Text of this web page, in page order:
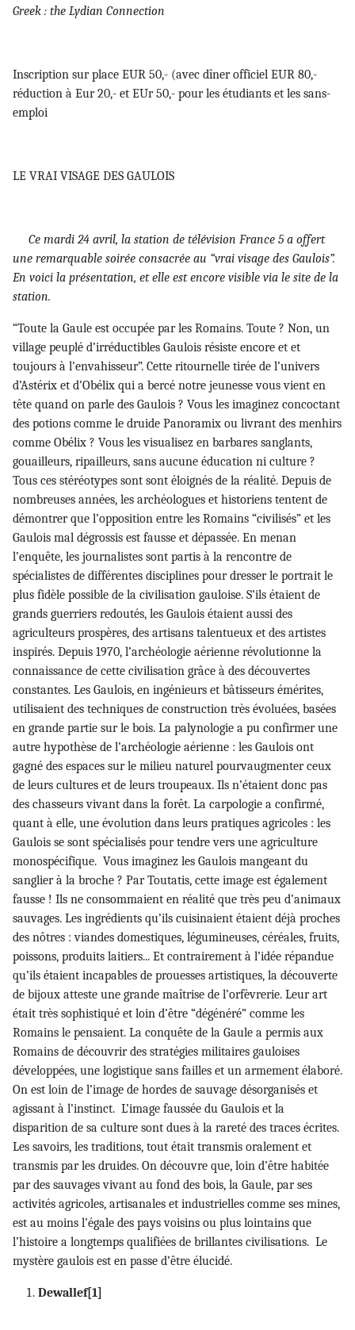
Greek : the Lydian Connection
Inscription sur place EUR 50,- (avec dîner officiel EUR 80,-
réduction à Eur 20,- et EUr 50,- pour les étudiants et les sans-
emploi
LE VRAI VISAGE DES GAULOIS
Ce mardi 24 avril, la station de télévision France 5 a offert
une remarquable soirée consacrée au “vrai visage des Gaulois”.
En voici la présentation, et elle est encore visible via le site de la
station.
“Toute la Gaule est occupée par les Romains. Toute ? Non, un
village peuplé d’irréductibles Gaulois résiste encore et et
toujours à l’envahisseur”. Cette ritournelle tirée de l’univers
d’Astérix et d’Obélix qui a bercé notre jeunesse vous vient en
tête quand on parle des Gaulois ? Vous les imaginez concoctant
des potions comme le druide Panoramix ou livrant des menhirs
comme Obélix ? Vous les visualisez en barbares sanglants,
gouailleurs, ripailleurs, sans aucune éducation ni culture ?
Tous ces stéréotypes sont sont éloignés de la réalité. Depuis de
nombreuses années, les archéologues et historiens tentent de
démontrer que l’opposition entre les Romains “civilisés” et les
Gaulois mal dégrossis est fausse et dépassée. En menan
l’enquête, les journalistes sont partis à la rencontre de
spécialistes de différentes disciplines pour dresser le portrait le
plus fidèle possible de la civilisation gauloise. S’ils étaient de
grands guerriers redoutés, les Gaulois étaient aussi des
agriculteurs prospères, des artisans talentueux et des artistes
inspirés. Depuis 1970, l’archéologie aérienne révolutionne la
connaissance de cette civilisation grâce à des découvertes
constantes. Les Gaulois, en ingénieurs et bâtisseurs émérites,
utilisaient des techniques de construction très évoluées, basées
en grande partie sur le bois. La palynologie a pu confirmer une
autre hypothèse de l’archéologie aérienne : les Gaulois ont
gagné des espaces sur le milieu naturel pourvaugmenter ceux
de leurs cultures et de leurs troupeaux. Ils n’étaient donc pas
des chasseurs vivant dans la forêt. La carpologie a confirmé,
quant à elle, une évolution dans leurs pratiques agricoles : les
Gaulois se sont spécialisés pour tendre vers une agriculture
monospécifique. Vous imaginez les Gaulois mangeant du
sanglier à la broche ? Par Toutatis, cette image est également
fausse ! Ils ne consommaient en réalité que très peu d’animaux
sauvages. Les ingrédients qu’ils cuisinaient étaient déjà proches
des nôtres : viandes domestiques, légumineuses, céréales, fruits,
poissons, produits laitiers... Et contrairement à l’idée répandue
qu’ils étaient incapables de prouesses artistiques, la découverte
de bijoux atteste une grande maîtrise de l’orfèvrerie. Leur art
était très sophistiqué et loin d’être “dégénéré” comme les
Romains le pensaient. La conquête de la Gaule a permis aux
Romains de découvrir des stratégies militaires gauloises
développées, une logistique sans failles et un armement élaboré.
On est loin de l’image de hordes de sauvage désorganisés et
agissant à l’instinct. L’image faussée du Gaulois et la
disparition de sa culture sont dues à la rareté des traces écrites.
Les savoirs, les traditions, tout était transmis oralement et
transmis par les druides. On découvre que, loin d’être habitée
par des sauvages vivant au fond des bois, la Gaule, par ses
activités agricoles, artisanales et industrielles comme ses mines,
est au moins l’égale des pays voisins ou plus lointains que
l’histoire a longtemps qualifiées de brillantes civilisations. Le
mystère gaulois est en passe d’être élucidé.
Dewallef[1]